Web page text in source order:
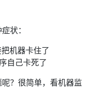
状：
机器卡住了
自己卡死了
？很简单，看机器监